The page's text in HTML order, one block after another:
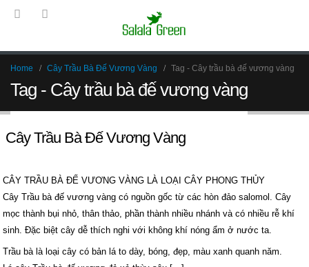
Home Cây Trầu Bà Đế Vương Vàng Tag - Cây trầu bà đế vương vàng
Tag - Cây trầu bà đế vương vàng
Cây Trầu Bà Đế Vương Vàng
CÂY TRẦU BÀ ĐẾ VƯƠNG VÀNG LÀ LOẠI CÂY PHONG THỦY
Cây Trầu bà đế vương vàng có nguồn gốc từ các hòn đảo salomol. Cây
mọc thành bụi nhỏ, thân thảo, phần thành nhiều nhánh và có nhiều rễ khí
sinh. Đặc biệt cây dễ thích nghi với không khí nóng ẩm ở nước ta.
Trầu bà là loại cây có bản lá to dày, bóng, đẹp, màu xanh quanh năm.